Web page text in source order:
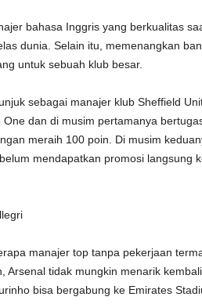
bahasa Inggris yang berkualitas
dunia. Selain itu, memenangkan
untuk sebuah klub besar.
sebagai manajer klub Sheffield
One dan di musim pertamanya
meraih 100 poin. Di musim
mendapatkan promosi langsung
manajer top tanpa pekerjaan
Arsenal tidak mungkin menarik
bisa bergabung ke Emirates